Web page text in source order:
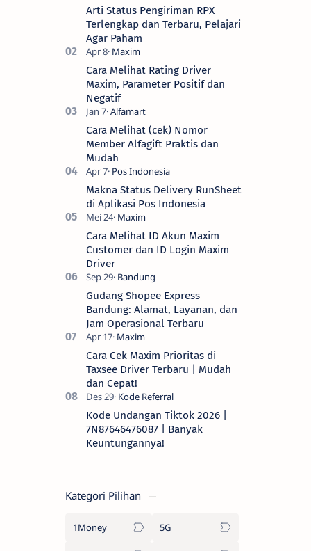
Arti Status Pengiriman RPX
Terlengkap dan Terbaru, Pelajari
Agar Paham
Cara Melihat Rating Driver
Maxim, Parameter Positif dan
Negatif
Cara Melihat (cek) Nomor
Member Alfagift Praktis dan
Mudah
Makna Status Delivery RunSheet
di Aplikasi Pos Indonesia
Cara Melihat ID Akun Maxim
Customer dan ID Login Maxim
Driver
Gudang Shopee Express
Bandung: Alamat, Layanan, dan
Jam Operasional Terbaru
Cara Cek Maxim Prioritas di
Taxsee Driver Terbaru | Mudah
dan Cepat!
Kode Undangan Tiktok 2026 |
7N87646476087 | Banyak
Keuntungannya!
Kategori Pilihan
1Money 5G